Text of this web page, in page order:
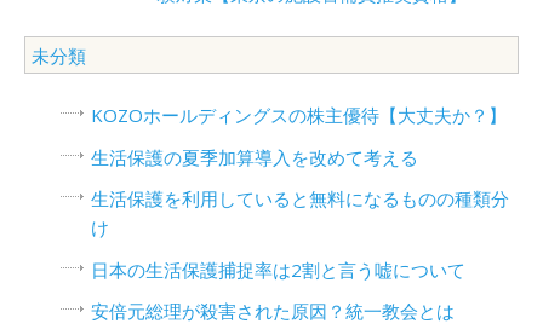
未分類
KOZOホールディングスの株主優待【大丈夫か？】
生活保護の夏季加算導入を改めて考える
生活保護を利用していると無料になるものの種類分
け
日本の生活保護捕捉率は2割と言う嘘について
安倍元総理が殺害された原因？統一教会とは